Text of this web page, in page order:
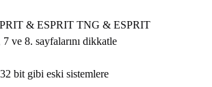
& ESPRIT TNG & ESPRIT
ve 8. sayfalarını dikkatle
bit gibi eski sistemlere